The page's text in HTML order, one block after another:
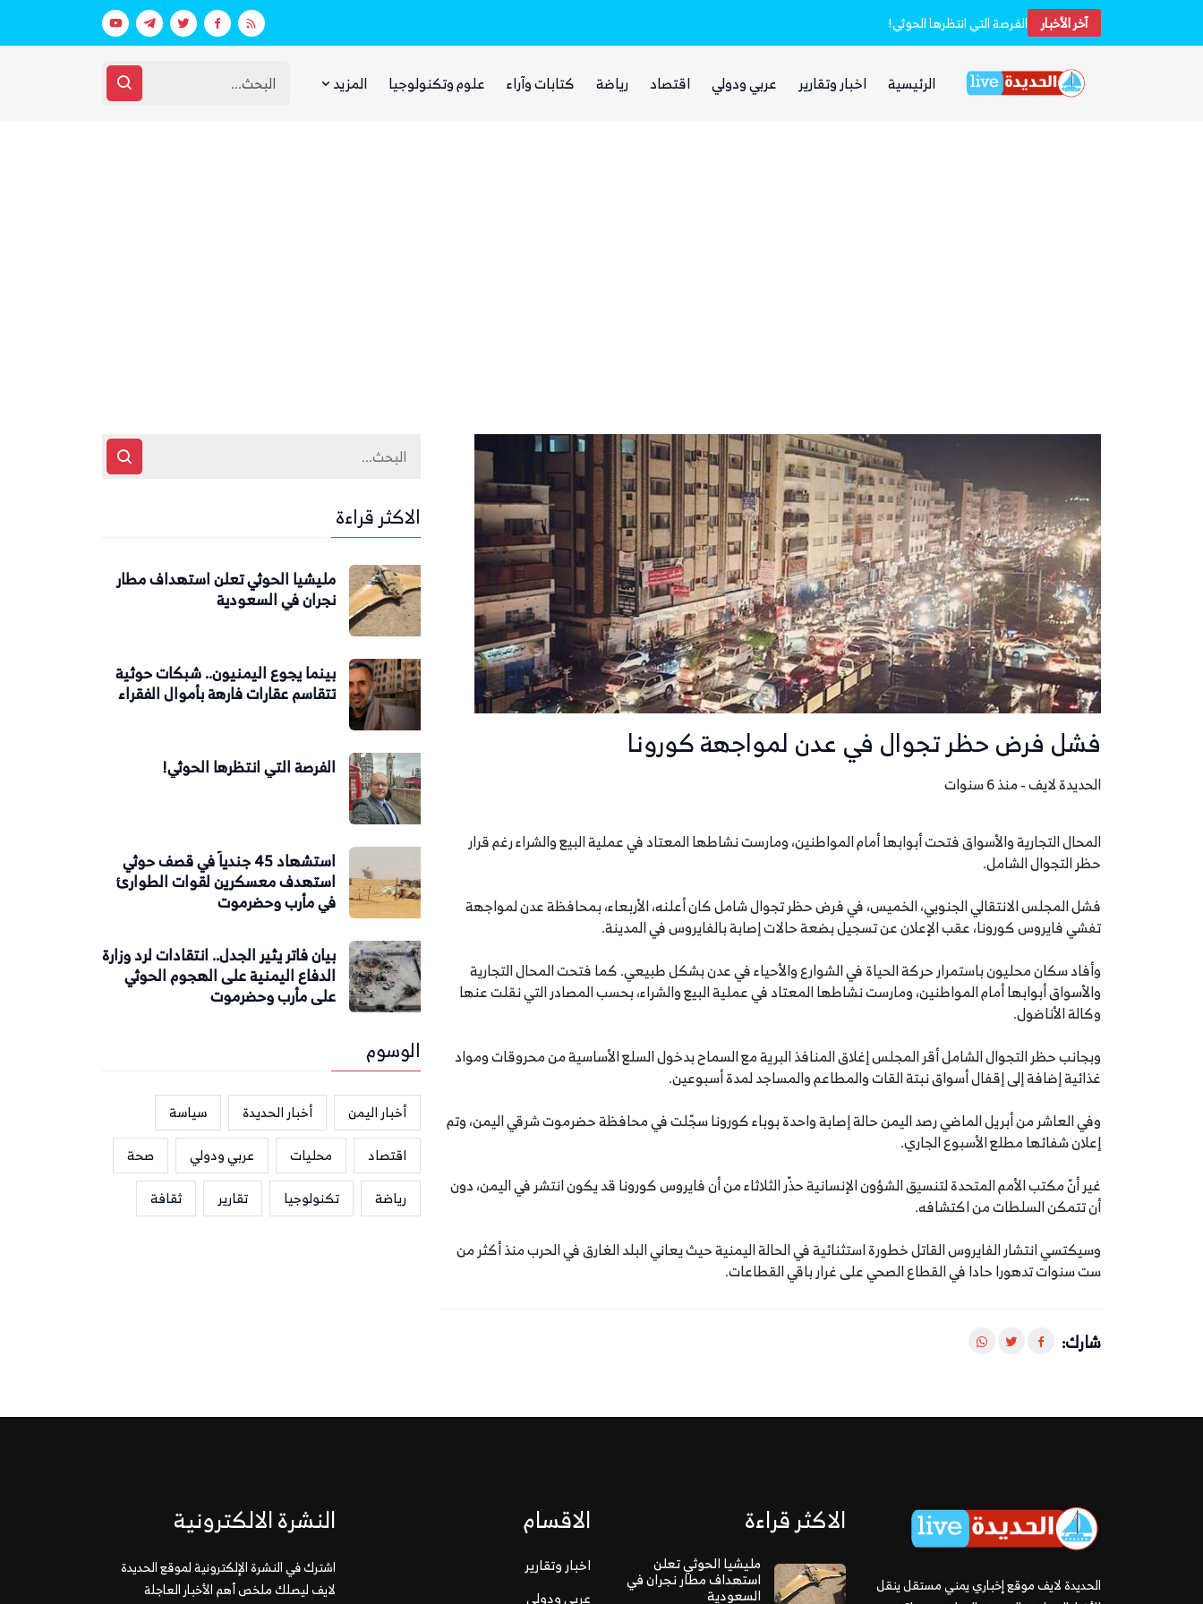
آخر الأخبار الفرصة التي انتظرها الحوثي! بينما يجوع اليمنيون.. شبكات حوثية تتقاسم عقارات فارهة بأموال الفقراء غضب يمني واسع من مجلس القيادة
الرئيسية اخبار وتقارير عربي ودولي اقتصاد رياضة كتابات وآراء علوم وتكنولوجيا المزيد
فشل فرض حظر تجوال في عدن لمواجهة كورونا
الحديدة لايف - منذ 6 سنوات
المحال التجارية والأسواق فتحت أبوابها أمام المواطنين، ومارست نشاطها المعتاد في عملية البيع والشراء رغم قرار
حظر التجوال الشامل.
فشل المجلس الانتقالي الجنوبي، الخميس، في فرض حظر تجوال شامل كان أعلنه، الأربعاء، بمحافظة عدن لمواجهة
تفشي فايروس كورونا، عقب الإعلان عن تسجيل بضعة حالات إصابة بالفايروس في المدينة.
وأفاد سكان محليون باستمرار حركة الحياة في الشوارع والأحياء في عدن بشكل طبيعي. كما فتحت المحال التجارية
والأسواق أبوابها أمام المواطنين، ومارست نشاطها المعتاد في عملية البيع والشراء، بحسب المصادر التي نقلت عنها
وكالة الأناضول.
وبجانب حظر التجوال الشامل أقر المجلس إغلاق المنافذ البرية مع السماح بدخول السلع الأساسية من محروقات ومواد
غذائية إضافة إلى إقفال أسواق نبتة القات والمطاعم والمساجد لمدة أسبوعين.
وفي العاشر من أبريل الماضي رصد اليمن حالة إصابة واحدة بوباء كورونا سجّلت في محافظة حضرموت شرقي اليمن، وتم
إعلان شفائها مطلع الأسبوع الجاري.
غير أنّ مكتب الأمم المتحدة لتنسيق الشؤون الإنسانية حذّر الثلاثاء من أن فايروس كورونا قد يكون انتشر في اليمن، دون
أن تتمكن السلطات من اكتشافه.
وسيكتسي انتشار الفايروس القاتل خطورة استثنائية في الحالة اليمنية حيث يعاني البلد الغارق في الحرب منذ أكثر من
ست سنوات تدهورا حادا في القطاع الصحي على غرار باقي القطاعات.
شارك:
الاكثر قراءة
مليشيا الحوثي تعلن استهداف مطار
نجران في السعودية
بينما يجوع اليمنيون.. شبكات حوثية
تتقاسم عقارات فارهة بأموال الفقراء
الفرصة التي انتظرها الحوثي!
استشهاد 45 جندياً في قصف حوثي
استهدف معسكرين لقوات الطوارئ
في مأرب وحضرموت
بيان فاتر يثير الجدل.. انتقادات لرد وزارة
الدفاع اليمنية على الهجوم الحوثي
على مأرب وحضرموت
الوسوم
أخبار اليمن أخبار الحديدة
سياسة
اقتصاد
محليات عربي ودولي
صحة
رياضة
تكنولوجيا تقارير ثقافة
الحديدة لايف موقع إخباري يمني مستقل ينقل
الاكثر قراءة
مليشيا الحوثي تعلن
استهداف مطار نجران في
السعودية
الاقسام
اخبار وتقارير
عربي ودولي
النشرة الالكترونية
اشترك في النشرة الإلكترونية لموقع الحديدة
لايف ليصلك ملخص أهم الأخبار العاجلة